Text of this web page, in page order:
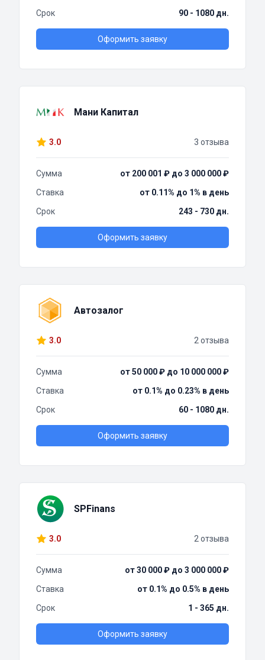
Срок
90 - 1080 дн.
Оформить заявку
Мани Капитал
3.0 3 отзыва
Сумма
от 200 001 ₽ до 3 000 000 ₽
Ставка
от 0.11% до 1% в день
Срок
243 - 730 дн.
Оформить заявку
Автозалог
3.0 2 отзыва
Сумма
от 50 000 ₽ до 10 000 000 ₽
Ставка
от 0.1% до 0.23% в день
Срок
60 - 1080 дн.
Оформить заявку
SPFinans
3.0 2 отзыва
Сумма
от 30 000 ₽ до 3 000 000 ₽
Ставка
от 0.1% до 0.5% в день
Срок
1 - 365 дн.
Оформить заявку